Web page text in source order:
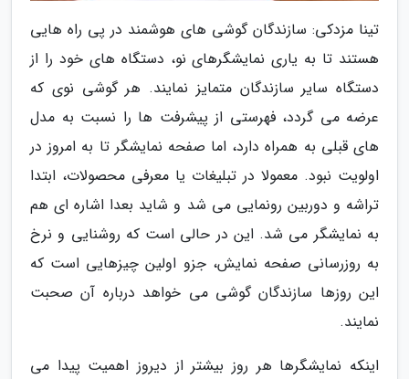
تینا مزدکی: سازندگان گوشی های هوشمند در پی راه هایی
هستند تا به یاری نمایشگرهای نو، دستگاه های خود را از
دستگاه سایر سازندگان متمایز نمایند. هر گوشی نوی که
عرضه می گردد، فهرستی از پیشرفت ها را نسبت به مدل
های قبلی به همراه دارد، اما صفحه نمایشگر تا به امروز در
اولویت نبود. معمولا در تبلیغات یا معرفی محصولات، ابتدا
تراشه و دوربین رونمایی می شد و شاید بعدا اشاره ای هم
به نمایشگر می شد. این در حالی است که روشنایی و نرخ
به روزرسانی صفحه نمایش، جزو اولین چیزهایی است که
این روزها سازندگان گوشی می خواهد درباره آن صحبت
نمایند.
اینکه نمایشگرها هر روز بیشتر از دیروز اهمیت پیدا می